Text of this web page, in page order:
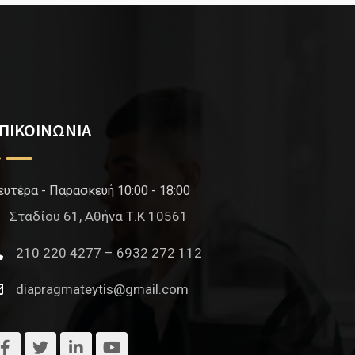
- Παρασκευή 10:00 - 18:00
Σταδίου 61, Αθήνα Τ.Κ 10561
210 220 4277 – 6932 272 112
diapragmateytis@gmail.com